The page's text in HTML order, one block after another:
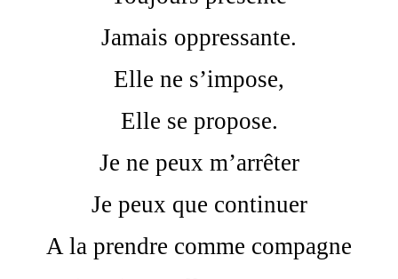
Jamais oppressante.
Elle ne s’impose,
Elle se propose.
Je ne peux m’arrêter
Je peux que continuer
A la prendre comme compagne